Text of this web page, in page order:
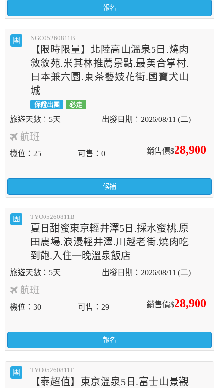
報名
團 NGO05260811B
【限時限量】北陸高山溫泉5日.燒肉
敘敘苑.米其林推薦景點.最美合掌村.
日本兼六園.東茶藝妓花街.國寶犬山
城
保證出團 必走
5天 2026/08/11 (二)
航班
銷售價$28,900
機位 25 可售 0
候補
團 TYO05260811B
夏日甜蜜東京輕井澤5日.採水蜜桃.原
田農場.浪漫輕井澤.川越老街.燒肉吃
到飽.入住一晚溫泉飯店
5天 2026/08/11 (二)
航班
銷售價$28,900
機位 30 可售 29
報名
團 TYO05260811F
【泰超值】東京溫泉5日.富士山景觀